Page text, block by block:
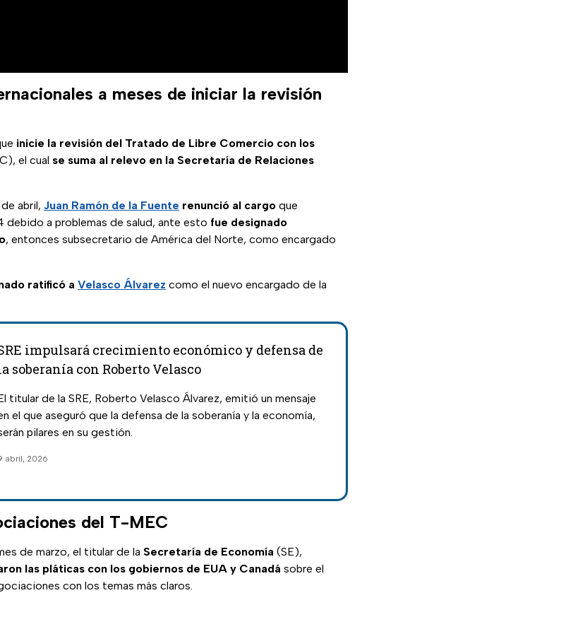
a meses de iniciar la revisión
inicie la revisión del Tratado de Libre Comercio con los
el cual se suma al relevo en la Secretaría de Relaciones
abril, Juan Ramón de la Fuente renunció al cargo que
a problemas de salud, ante esto fue designado
, entonces subsecretario de América del Norte, como encargado
ratificó a Velasco Álvarez como el nuevo encargado de la
impulsará crecimiento económico y defensa de
soberanía con Roberto Velasco
titular de la SRE, Roberto Velasco Álvarez, emitió un mensaje
el que aseguró que la defensa de la soberanía y la economía,
pilares en su gestión.
abril, 2026
del T-MEC
de marzo, el titular de la Secretaría de Economía (SE),
las pláticas con los gobiernos de EUA y Canadá sobre el
con los temas más claros.